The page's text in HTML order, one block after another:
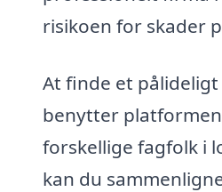
risikoen for skader
At finde et
benytter platformen
forskellige fagfolk i
kan du